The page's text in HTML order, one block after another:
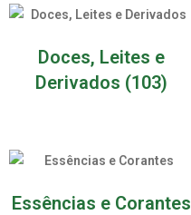
Doces, Leites e
Derivados (103)
Essências e Corantes